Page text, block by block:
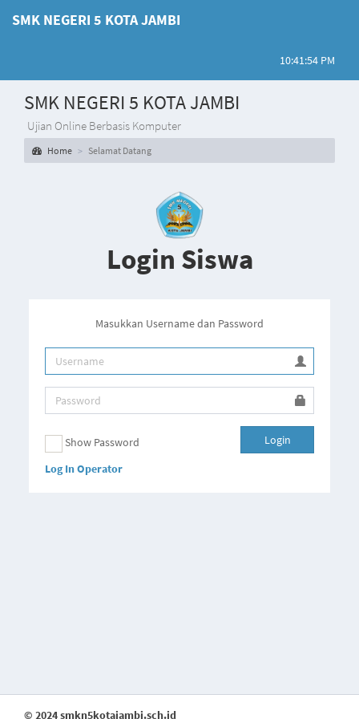
SMK NEGERI 5 KOTA JAMBI
10:41:54 PM
SMK NEGERI 5 KOTA JAMBI
Ujian Online Berbasis Komputer
Home Selamat Datang
Login Siswa
Masukkan Username dan Password
Show Password
Log In Operator
Login
© 2024 smkn5kotajambi.sch.id